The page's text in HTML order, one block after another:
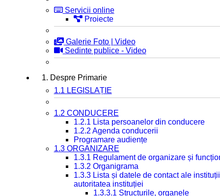
Servicii online
Proiecte
Galerie Foto | Video
Sedinte publice - Video
1. Despre Primarie
1.1 LEGISLAȚIE
1.2 CONDUCERE
1.2.1 Lista persoanelor din conducere
1.2.2 Agenda conducerii
Programare audiențe
1.3 ORGANIZARE
1.3.1 Regulament de organizare și
1.3.2 Organigrama
1.3.3 Lista și datele de contact ale
autoritatea instituției
1.3.3.1 Structurile, organele